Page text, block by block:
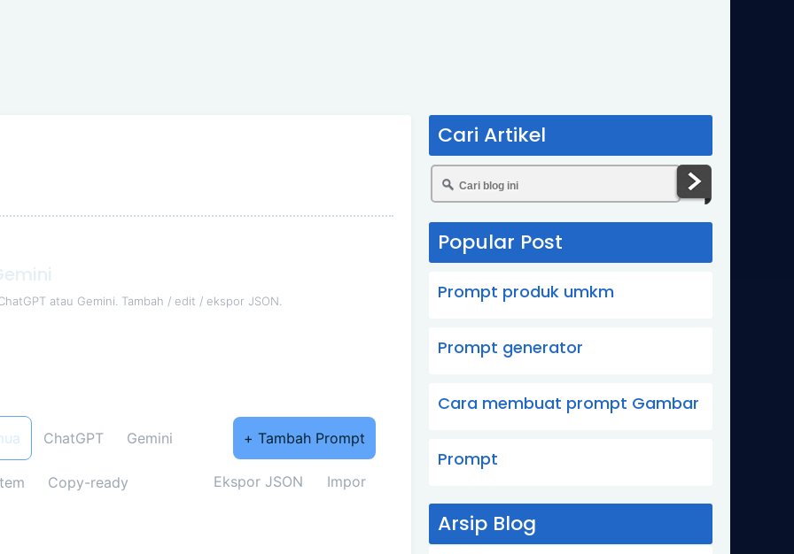
atau Gemini. Tambah / edit / ekspor JSON.
ChatGPT Gemini
Copy-ready
+ Tambah Prompt
Ekspor JSON Impor
Cari Artikel
Popular Post
Prompt produk umkm
Prompt generator
Cara membuat prompt Gambar
Prompt
Arsip Blog